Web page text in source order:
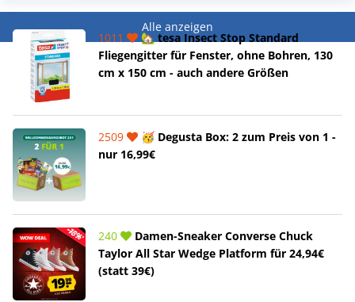
Alle anzeigen
1011
🏡 tesa Insect Stop Standard
Fliegengitter für Fenster, ohne Bohren, 130
cm x 150 cm - auch andere Größen
2509
🥳 Degusta Box: 2 zum Preis von 1 -
nur 16,99€
240
Damen-Sneaker Converse Chuck
Taylor All Star Wedge Platform für 24,94€
(statt 39€)